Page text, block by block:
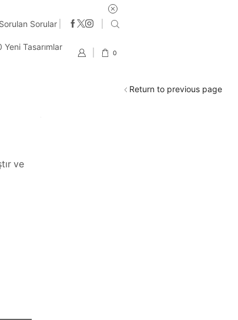
Sorular
Yeni Tasarımlar
0
Return to previous page
ve